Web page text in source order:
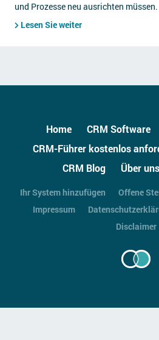
und Prozesse neu ausrichten müssen.
Lesen Sie weiter
Home CRM Software
CRM-Führer kostenlos
CRM Blog
Über uns
Ihr System hinzufügen
Offene
Impressum
Disclaimer